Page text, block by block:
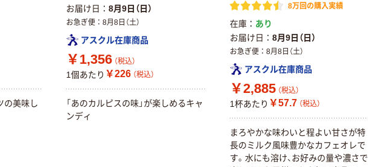
の美味し
お届け日
8月9日（日）
お急ぎ便 8月8日（土）
アスクル在庫商品
￥1,356 （税込）
1個あたり ￥226 （税込）
「あのカルピスの味」が楽しめるキャ
ンディ
8万回の購入実績
在庫
あり
お届け日
8月9日（日）
お急ぎ便 8月8日（土）
アスクル在庫商品
￥2,885 （税込）
1杯あたり ￥57.7 （税込）
まろやかな味わいと程よい甘さが特
長のミルク風味豊かなカフェオレで
す。水にも溶け、お好みの量や濃さで